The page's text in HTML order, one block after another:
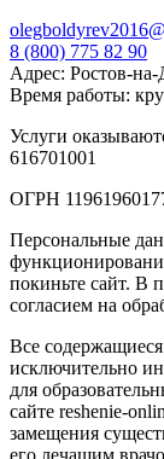
8 (800) 775 82 90
Адрес: Ростов-
Время работы:
Услуги
616701001
ОГРН
Персональные
покиньте сайт. В
согласием на
Все
исключительно
для
сайте reshenie-
замещения
его лечащим